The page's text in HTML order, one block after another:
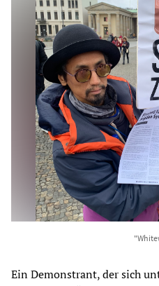
Ein Demonstrant, der sich